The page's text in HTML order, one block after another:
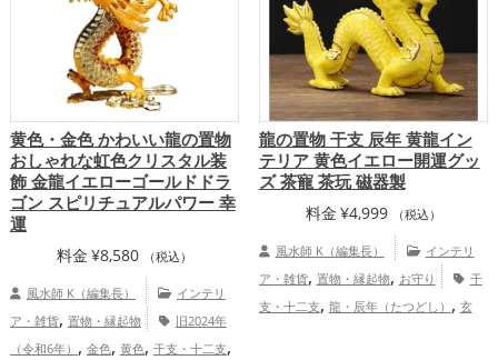
黄色・金色 かわいい龍の置物
おしゃれな虹色クリスタル装
飾 金龍イエローゴールドドラ
ゴン スピリチュアルパワー 幸
運
料金 ¥8,580 （税込）
風水師 K（編集長）
インテリ
ア・雑貨, 置物・縁起物
旧2024年
（令和6年） , 金色, 黄色, 干支・十二支,
龍の置物 干支 辰年 黄龍イン
テリア 黄色イエロー開運グッ
ズ 茶寵 茶玩 磁器製
料金 ¥4,999 （税込）
風水師 K（編集長）
インテリ
ア・雑貨, 置物・縁起物, お守り
干
支・十二支, 龍・辰年（たつどし） , 玄